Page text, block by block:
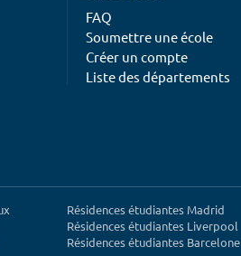
FAQ
Soumettre une école
Créer un compte
Liste des départements
Résidences étudiantes Madrid
Résidences étudiantes Liverpool
Résidences étudiantes Barcelone